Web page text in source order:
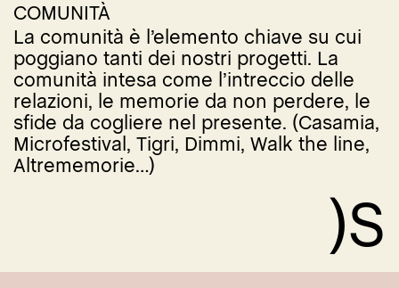
COMUNITÀ
La comunità è l’elemento chiave su cui
poggiano tanti dei nostri progetti. La
comunità intesa come l’intreccio delle
relazioni, le memorie da non perdere, le
sfide da cogliere nel presente. (Casamia,
Microfestival, Tigri, Dimmi, Walk the line,
Altrememorie…)
)S